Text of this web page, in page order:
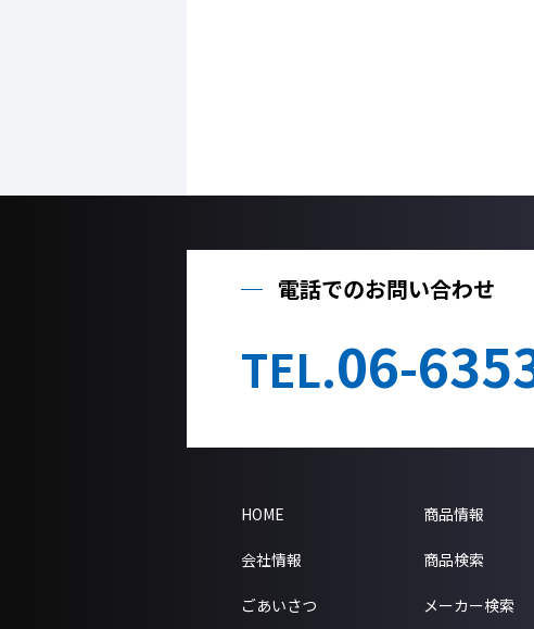
電話でのお問い合わせ
TEL.06-
HOME
会社情報
ごあいさつ
商品情報
商品検索
メーカー検索